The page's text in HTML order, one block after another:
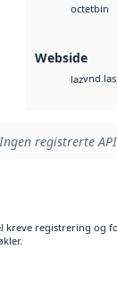
octetbin
Webside
laz
Ingen registrerte
registrering og